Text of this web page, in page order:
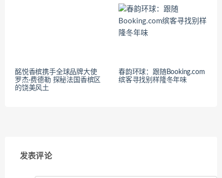
酩悦香槟携手全球品牌大使
罗杰·费德勒 探秘法国香槟区
的饶美风土
春韵环球：跟随Booking.com
缤客寻找别样隆冬年味
发表评论